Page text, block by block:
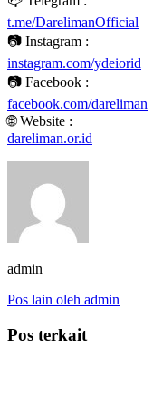
t.me/DarelimanOfficial
📷 Instagram :
instagram.com/ydeiorid
📷 Facebook :
facebook.com/dareliman
🌐 Website :
dareliman.or.id
admin
Pos lain oleh admin
Pos terkait